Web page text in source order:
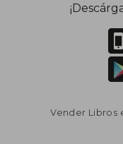
Vender Libros